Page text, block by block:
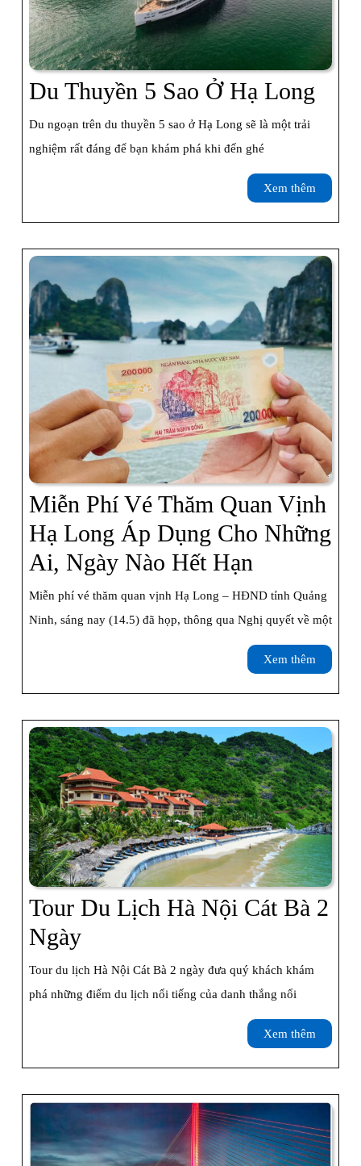
Du Thuyền 5 Sao Ở Hạ Long
Sao
Ở
Du ngoạn trên du thuyền 5 sao ở Hạ Long sẽ là một trải
nghiệm rất đáng để bạn khám phá khi đến ghé
Xem thêm
thêm
Miễn Phí Vé Thăm Quan Vịnh
Hạ Long Áp Dụng Cho Những
Ai, Ngày Nào Hết Hạn
Phí
Vé
Thăm
Quan
Hạ
Long
Áp
Dụng
Cho
Những
Ai,
Nào
Hết
Hạn
Miễn phí vé thăm quan vịnh Hạ Long – HĐND tỉnh Quảng
Ninh, sáng nay (14.5) đã họp, thông qua Nghị quyết về một
Xem thêm
thêm
Tour Du Lịch Hà Nội Cát Bà 2
NgàyTour
Du
Lịch
Bà
2
Tour du lịch Hà Nội Cát Bà 2 ngày đưa quý khách khám
phá những điểm du lịch nổi tiếng của danh thắng nổi
Xem thêm
thêm